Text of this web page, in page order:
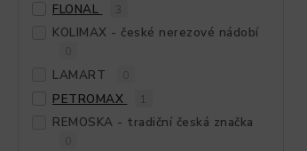
FLONAL 3
KOLIMAX - české nerezové nádobí
LAMART
PETROMAX 1
REMOSKA - tradiční česká značka